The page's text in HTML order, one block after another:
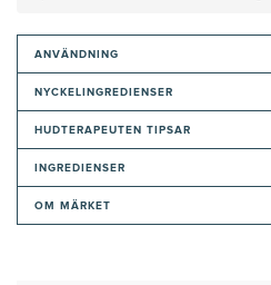
ANVÄNDNING
NYCKELINGREDIENSER
HUDTERAPEUTEN TIPSAR
INGREDIENSER
OM MÄRKET